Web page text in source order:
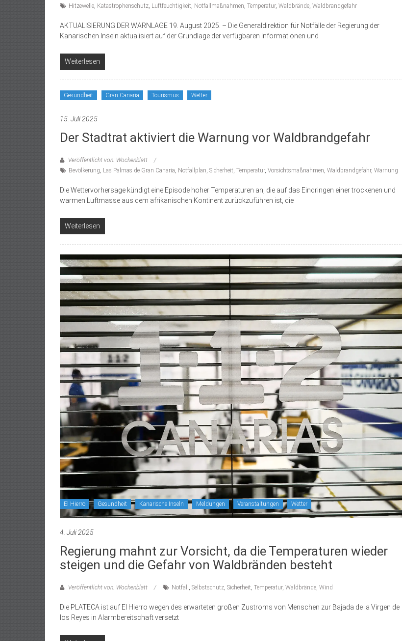
Hitzewelle, Katastrophenschutz, Luftfeuchtigkeit, Notfallmaßnahmen, Temperatur, Waldbrände, Waldbrandgefahr
AKTUALISIERUNG DER WARNLAGE 19. August 2025. – Die Generaldirektion für Notfälle der Regierung der
Kanarischen Inseln aktualisiert auf der Grundlage der verfügbaren Informationen und
Weiterlesen
Gesundheit Gran Canaria Tourismus Wetter
15. Juli 2025
Der Stadtrat aktiviert die Warnung vor Waldbrandgefahr
Veröffentlicht von: Wochenblatt
Bevölkerung, Las Palmas de Gran Canaria, Notfallplan, Sicherheit, Temperatur, Vorsichtsmaßnahmen, Waldbrandgefahr, Warnung
Die Wettervorhersage kündigt eine Episode hoher Temperaturen an, die auf das Eindringen einer trockenen und
warmen Luftmasse aus dem afrikanischen Kontinent zurückzuführen ist, die
Weiterlesen
El Hierro Gesundheit Kanarische Inseln Meldungen Veranstaltungen Wetter
4. Juli 2025
Regierung mahnt zur Vorsicht, da die Temperaturen wieder
steigen und die Gefahr von Waldbränden besteht
Veröffentlicht von: Wochenblatt Notfall , Selbstschutz, Sicherheit, Temperatur, Waldbrände, Wind
Die PLATECA ist auf El Hierro wegen des erwarteten großen Zustroms von Menschen zur Bajada de la Virgen de
los Reyes in Alarmbereitschaft versetzt